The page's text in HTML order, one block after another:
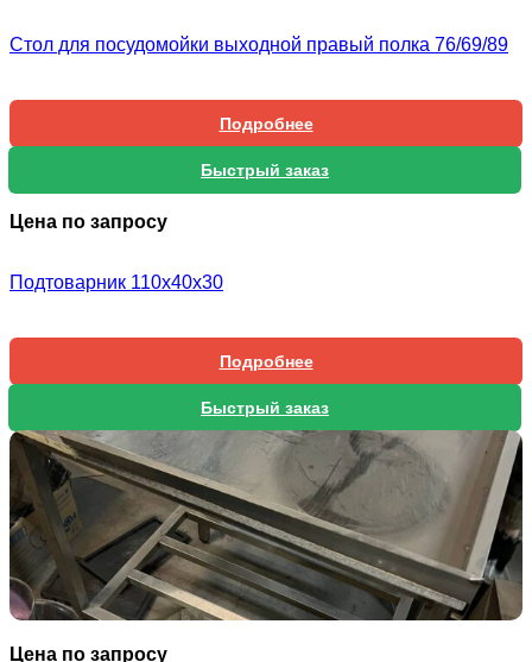
Стол для посудомойки выходной правый полка 76/69/89
Подробнее
Быстрый заказ
Цена по запросу
Подтоварник 110х40х30
Подробнее
Быстрый заказ
Цена по запросу